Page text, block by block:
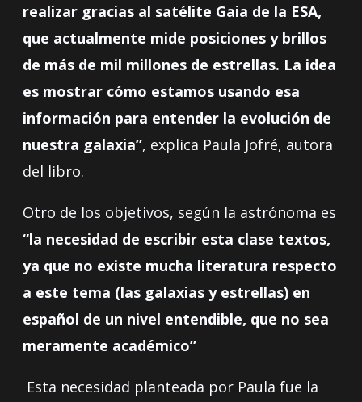
realizar gracias al satélite Gaia de la ESA,
que actualmente mide posiciones y brillos
de más de mil millones de estrellas. La idea
es mostrar cómo estamos usando esa
información para entender la evolución de
nuestra galaxia”, explica Paula Jofré, autora
del libro.
Otro de los objetivos, según la astrónoma es
“la necesidad de escribir esta clase textos,
ya que no existe mucha literatura respecto
a este tema (las galaxias y estrellas) en
español de un nivel entendible, que no sea
meramente académico”
Esta necesidad planteada por Paula fue la